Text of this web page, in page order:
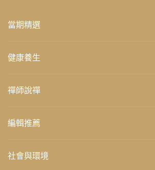
當期精選
健康養生
禪師說禪
編輯推薦
社會與環境